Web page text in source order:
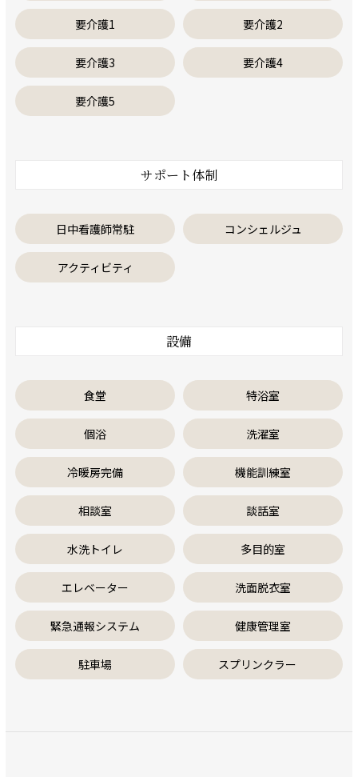
要介護1 要介護2
要介護3 要介護4
要介護5
サポート体制
日中看護師常駐 コンシェルジュ
アクティビティ
設備
食堂 特浴室
個浴 洗濯室
冷暖房完備 機能訓練室
相談室 談話室
水洗トイレ 多目的室
エレベーター 洗面脱衣室
緊急通報システム 健康管理室
駐車場 スプリンクラー